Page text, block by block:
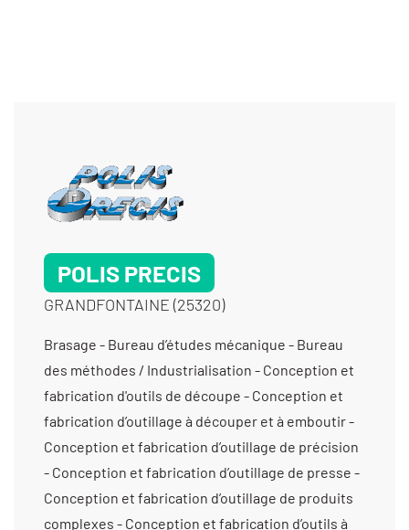
POLIS PRECIS
GRANDFONTAINE (25320)
Brasage - Bureau d’études mécanique - Bureau des méthodes / Industrialisation - Conception et fabrication d'outils de découpe - Conception et fabrication d’outillage à découper et à emboutir - Conception et fabrication d’outillage de précision - Conception et fabrication d’outillage de presse - Conception et fabrication d’outillage de produits complexes - Conception et fabrication d’outils à suivre - Conception et fabrication d’outils de reprise - Conception et fabrication d’outils Suisse - Conception et fabrication de moule injection haute-précision - Conception et fabrication de moules métalliques - Contrôle dimensionnel - Electro-érosion à fil > diam 0,10 - Electro-érosion à fil > diam 0,20 - Électro-érosion micro perçage - Electro-érosion micro-perçage < diam 0,3 - Électro-érosion par enfonçage - Fabricant d’outillage d’horlogerie / Bijouterie - Fabrication d'outillage pour la découpe - Fabrication d'outillage pour le découpage - Fabrication d’ensembles et de sous-ensembles - Fabrication d’outillage de presse - Fabrication d’outillage pour l’injection plastique - Fabrication de dispositifs médicaux non implantables - Fabrication de poinçon-matrice - Fabrication de sous-ensembles et d'ensembles pour machines spéciales - Maintenance d’outillage - Métallurgie des poudres - Métrologie avec contact (palpage) - Prestation - Métrologie sans contact (vidéo, optique, scanner) - Prestation - Micro-usinage - Polissage brillantage au tonneau (tribofinition) - Polissage électrolytique - Polissage technique sans déformation - Prototypes (fabrication petite série) -